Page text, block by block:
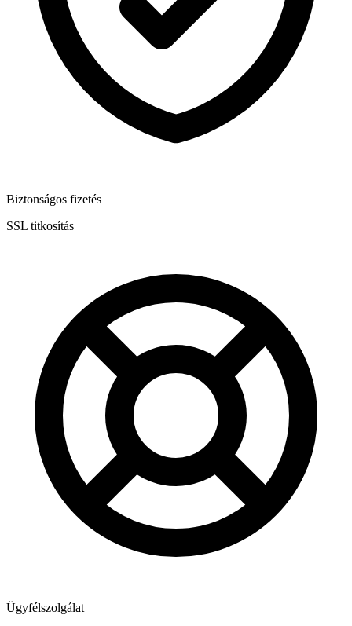
Biztonságos fizetés
SSL titkosítás
Ügyfélszolgálat